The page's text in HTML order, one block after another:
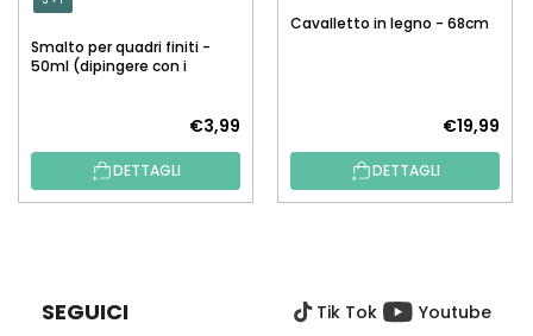
Smalto per quadri finiti -
50ml (dipingere con i
€3,99
DETTAGLI
Cavalletto in legno - 68cm
€19,99
DETTAGLI
SEGUICI Tik Tok Youtube